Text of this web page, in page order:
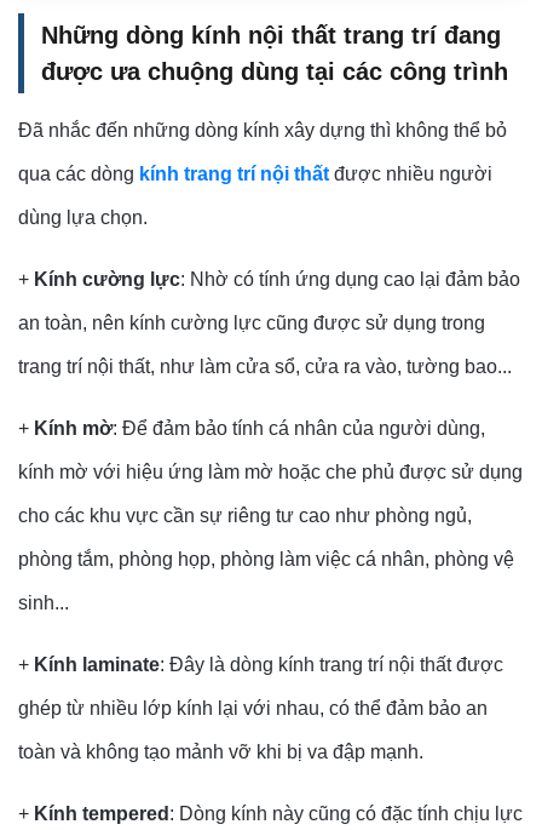
Những dòng kính nội thất trang trí đang
được ưa chuộng dùng tại các công trình
Đã nhắc đến những dòng kính xây dựng thì không thể bỏ
qua các dòng kính trang trí nội thất được nhiều người
dùng lựa chọn.
+ Kính cường lực: Nhờ có tính ứng dụng cao lại đảm bảo
an toàn, nên kính cường lực cũng được sử dụng trong
trang trí nội thất, như làm cửa sổ, cửa ra vào, tường bao...
+ Kính mờ: Để đảm bảo tính cá nhân của người dùng,
kính mờ với hiệu ứng làm mờ hoặc che phủ được sử dụng
cho các khu vực cần sự riêng tư cao như phòng ngủ,
phòng tắm, phòng họp, phòng làm việc cá nhân, phòng vệ
sinh...
+ Kính laminate: Đây là dòng kính trang trí nội thất được
ghép từ nhiều lớp kính lại với nhau, có thể đảm bảo an
toàn và không tạo mảnh vỡ khi bị va đập mạnh.
+ Kính tempered : Dòng kính này cũng có đặc tính chịu lực